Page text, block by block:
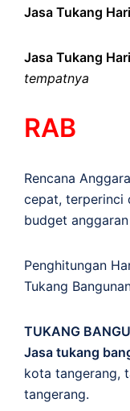
Jasa Tukang
Jasa Tukang
tempatnya
RAB
Rencana
cepat, terperinci
budget
Penghitungan
Tukang
TUKANG
Jasa tukang
kota tangerang,
tangerang.